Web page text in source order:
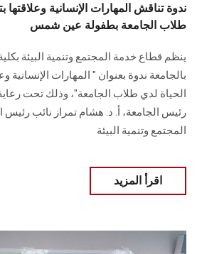
ندوة تناقش المهارات الإنسانية
طلاب الجامعة بطفولة عين شمس
ينظم قطاع خدمة المجتمع وتنمية البيئة
بالجامعة ندوة بعنوان " المهارات الإنسانية
الحياة لدي طلاب الجامعة"، وذلك تحت
رئيس الجامعة، أ. د. هشام تمراز نائب
المجتمع وتنمية البيئة
اقرأ المزيد